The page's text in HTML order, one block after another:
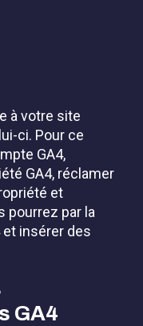
à votre site
ci. Pour ce
GA4,
GA4, réclamer
et
pourrez par la
insérer des
GA4